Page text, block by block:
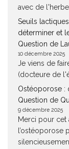
avec de l'herbe
Seuils
déterminer et
Question de
10 décembre 2025
Je viens de
(docteure de
Ostéoporose :
Question de
9 décembre 2025
Merci pour cet
l’ostéoporose